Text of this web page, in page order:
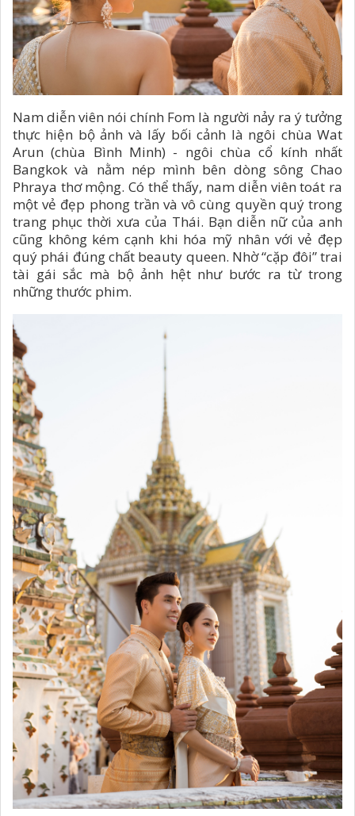
Nam diễn viên nói chính Fom là người nảy ra ý tưởng
thực hiện bộ ảnh và lấy bối cảnh là ngôi chùa Wat
Arun (chùa Bình Minh) - ngôi chùa cổ kính nhất
Bangkok và nằm nép mình bên dòng sông Chao
Phraya thơ mộng. Có thể thấy, nam diễn viên toát ra
một vẻ đẹp phong trần và vô cùng quyền quý trong
trang phục thời xưa của Thái. Bạn diễn nữ của anh
cũng không kém cạnh khi hóa mỹ nhân với vẻ đẹp
quý phái đúng chất beauty queen. Nhờ “cặp đôi” trai
tài gái sắc mà bộ ảnh hệt như bước ra từ trong
những thước phim.